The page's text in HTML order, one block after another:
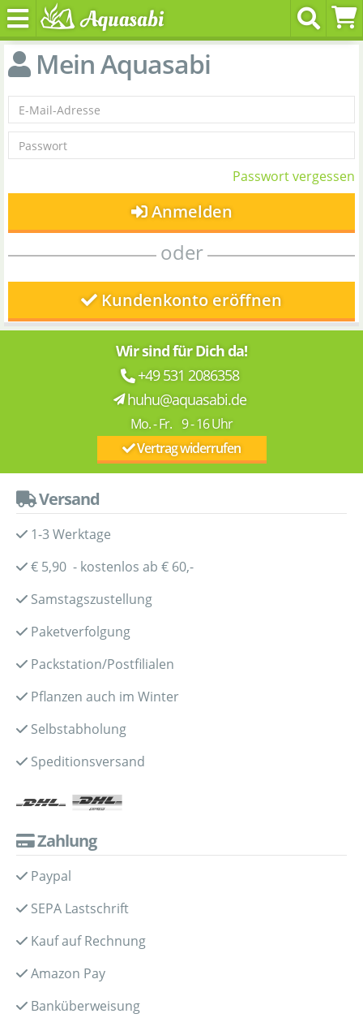
Mein Aquasabi
Passwort vergessen
Anmelden
oder
Kundenkonto eröffnen
Wir sind für Dich da!
+49 531 2086358
huhu@aquasabi.de
Mo. - Fr. 9 - 16 Uhr
Vertrag widerrufen
Versand
1-3 Werktage
€ 5,90 - kostenlos ab € 60,-
Samstagszustellung
Paketverfolgung
Packstation/Postfilialen
Pflanzen auch im Winter
Selbstabholung
Speditionsversand
Zahlung
Paypal
SEPA Lastschrift
Kauf auf Rechnung
Amazon Pay
Banküberweisung